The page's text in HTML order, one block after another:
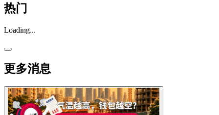
热门
Loading...
更多消息